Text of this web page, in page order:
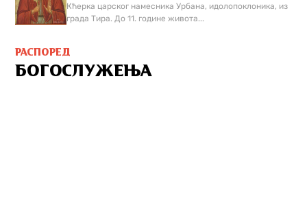
Кћерка царског намесника Урбана, идолопоклоника, из
града Тира. До 11. године живота...
РАСПОРЕД
БОГОСЛУЖЕЊА